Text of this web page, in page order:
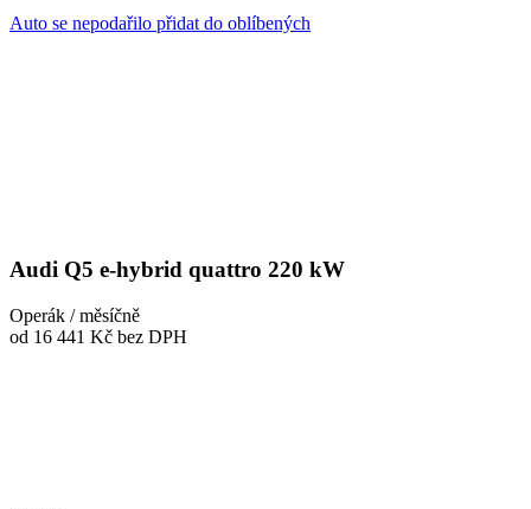
Auto se nepodařilo přidat do oblíbených
Audi Q5 e-hybrid quattro 220 kW
Operák / měsíčně
od 16 441 Kč bez DPH